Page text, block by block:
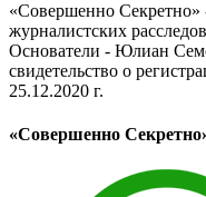
«Совершенно Секретно»
журналистских
Основатели - Юлиан
свидетельство о
25.12.2020 г.
«Совершенно